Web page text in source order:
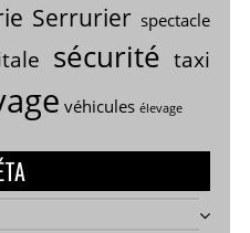
Serrurier spectacle
sécurité taxi
véhicules élevage